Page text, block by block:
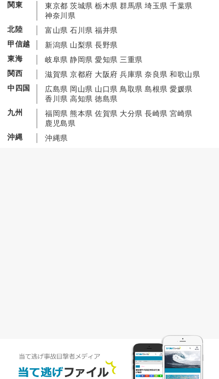
関東
東京都 茨城県 栃木県 群馬県 埼玉県 千葉県
神奈川県
北陸
富山県 石川県 福井県
甲信越
新潟県 山梨県 長野県
東海
岐阜県 静岡県 愛知県 三重県
関西
滋賀県 京都府 大阪府 兵庫県 奈良県 和歌山県
中四国
広島県 岡山県 山口県 鳥取県 島根県 愛媛県
香川県 高知県 徳島県
九州
福岡県 熊本県 佐賀県 大分県 長崎県 宮崎県
鹿児島県
沖縄
沖縄県